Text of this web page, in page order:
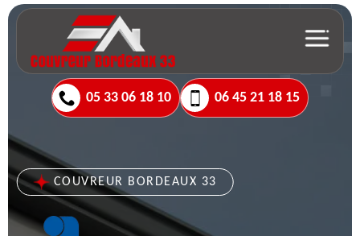
05 33 06 18 10 06 45 21 18 15
COUVREUR BORDEAUX 33